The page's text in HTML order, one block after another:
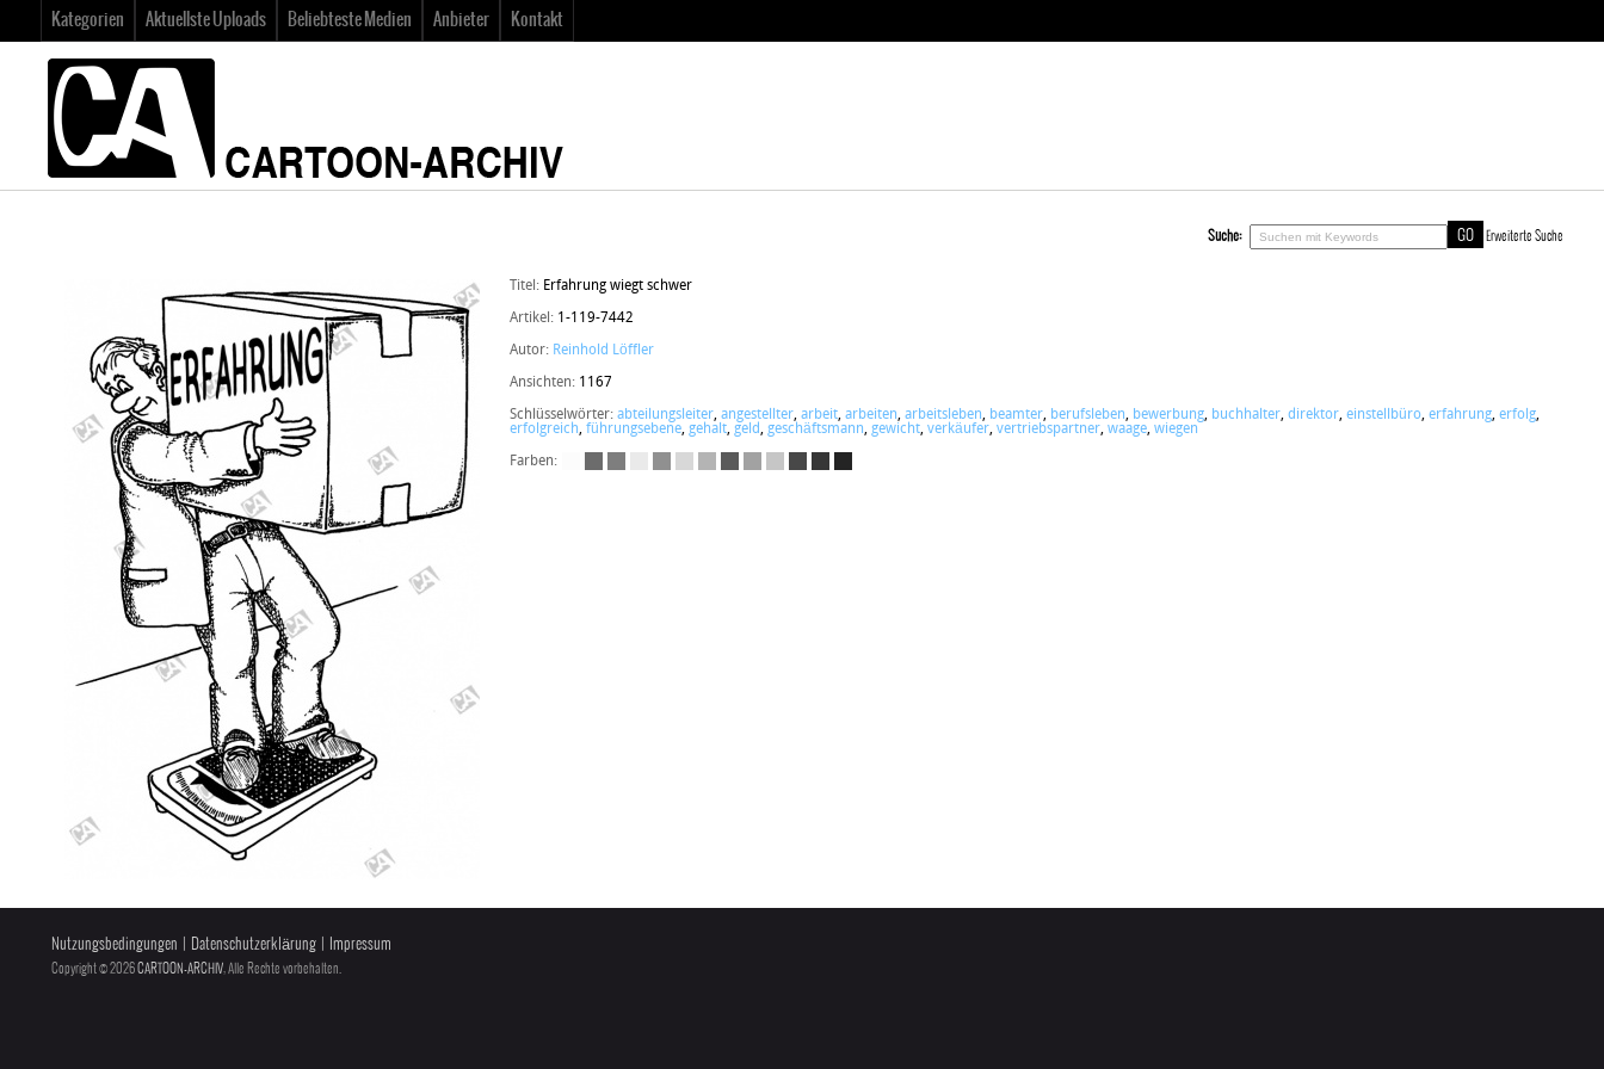
Kategorien Aktuellste Uploads Beliebteste Medien Anbieter Kontakt
Suche: Erweiterte Suche
Titel: Erfahrung wiegt schwer
Artikel: 1-119-7442
Autor: Reinhold Löffler
Ansichten: 1167
Schlüsselwörter: abteilungsleiter, angestellter, arbeit, arbeiten, arbeitsleben, beamter, berufsleben, bewerbung, buchhalter, direktor, einstellbüro, erfahrung, erfolg,
erfolgreich, führungsebene, gehalt, geld, geschäftsmann, gewicht, verkäufer, vertriebspartner, waage, wiegen
Farben:
Nutzungsbedingungen Datenschutzerklärung Impressum
Copyright © 2026CARTOON-ARCHIV, Alle Rechte vorbehalten.